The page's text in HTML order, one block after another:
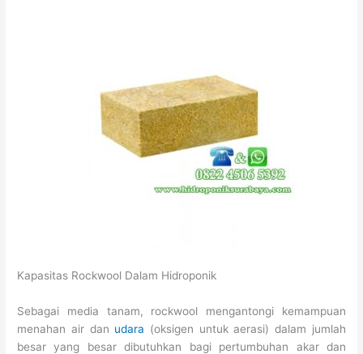
Kapasitas Rockwool Dalam Hidroponik
Sebagai media tanam, rockwool mengantongi kemampuan
menahan air dan udara (oksigen untuk aerasi) dalam jumlah
besar yang besar dibutuhkan bagi pertumbuhan akar dan